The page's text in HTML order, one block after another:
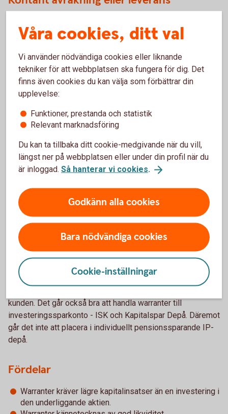
avräkning och leverans. Vid kontant slutavräkning erhåller
Warrant. Skillnaden mellan lösenpriset och slutkursen
(realvärdet) kontant till sin värdepapperstjänst eller depå.
Vid fysisk leverans erhåller innehavaren det underliggande.
Warranter emitterade av Sparbanken Göinge har kontant
slutavräkning.
Avtal eller värdepapper
Warranter är värdepapper. Varje warrant beskrivs och
definieras av slutliga villkor, som finns tillgängligt på
utgörs av ett grundprospekt som finns publicerat på
www.swedbank.se. Sparbanken Göinges warranter är
registrerade på Euroclear Sweden (före detta VPC), vilket
innebär att det inte utfärdas några fysiska värdepapper.
Det enda som behövs är en värdepapperstjänst eller en
värdepappersdepå hos en bank för att kunna handla
warranter. Detta skall ses i motsats till t ex OM's
kunden. Det går också bra att handla warranter till
investeringssparkonto - ISK och Kapitalspar Depå. Däremot
går det inte att placera i individuellt pensionssparande IP-
depå.
Fördelar
Warranter kräver lägre kapitalinsatser än en investering i
den underliggande aktien.
Våra cookies, ditt val
Vi använder nödvändiga cookies eller liknande
tekniker för att webbplatsen ska fungera för dig. Det
finns även cookies du kan välja som förbättrar din
upplevelse:
Funktioner, prestanda och statistik
Relevant marknadsföring
Du kan ta tillbaka ditt cookie-medgivande när du vill,
längst ner på webbplatsen eller under din profil när du
är inloggad. Så hanterar vi cookies.
Godkänn alla cookies
Bara nödvändiga cookies
Cookie-inställningar